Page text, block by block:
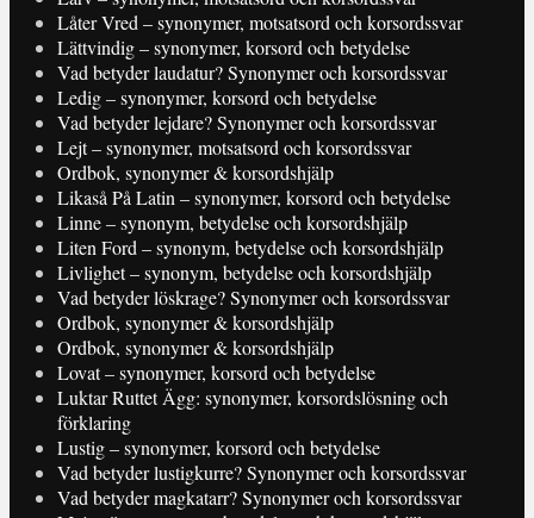
Låter Vred – synonymer, motsatsord och korsordssvar
Lättvindig – synonymer, korsord och betydelse
Vad betyder laudatur? Synonymer och korsordssvar
Ledig – synonymer, korsord och betydelse
Vad betyder lejdare? Synonymer och korsordssvar
Lejt – synonymer, motsatsord och korsordssvar
Ordbok, synonymer & korsordshjälp
Likaså På Latin – synonymer, korsord och betydelse
Linne – synonym, betydelse och korsordshjälp
Liten Ford – synonym, betydelse och korsordshjälp
Livlighet – synonym, betydelse och korsordshjälp
Vad betyder löskrage? Synonymer och korsordssvar
Ordbok, synonymer & korsordshjälp
Ordbok, synonymer & korsordshjälp
Lovat – synonymer, korsord och betydelse
Luktar Ruttet Ägg: synonymer, korsordslösning och
förklaring
Lustig – synonymer, korsord och betydelse
Vad betyder lustigkurre? Synonymer och korsordssvar
Vad betyder magkatarr? Synonymer och korsordssvar